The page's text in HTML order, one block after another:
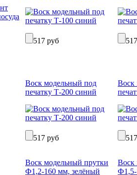
517 руб
Воск модельный под
печатку Т-200 синий
517 руб
Воск
Воск модельный прутки
Ф1,2-160 мм, зелёный
Воск